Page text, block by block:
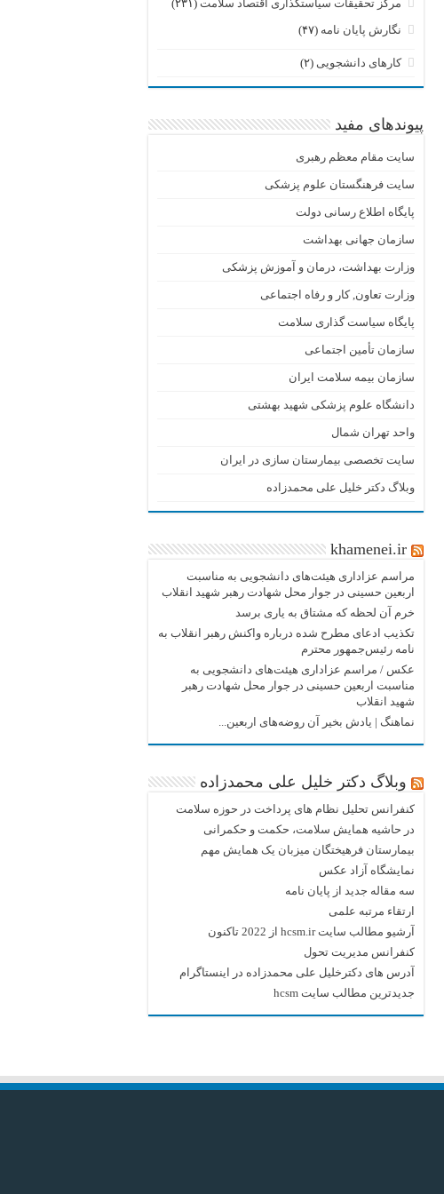
مرکز تحقیقات سیاستگذاری اقتصاد سلامت(۲۳۱)
نگارش پایان نامه (۴۷)
کارهای دانشجویی (۲)
پیوندهای مفید
سایت مقام معظم رهبری
سایت فرهنگستان علوم پزشکی
پایگاه اطلاع رسانی دولت
سازمان جهانی بهداشت
وزارت بهداشت، درمان و آموزش پزشکی
وزارت تعاون, کار و رفاه اجتماعی
پایگاه سیاست گذاری سلامت
سازمان تأمین اجتماعی
سازمان بیمه سلامت ایران
دانشگاه علوم پزشکی شهید بهشتی
واحد تهران شمال
سایت تخصصی بیمارستان سازی در ایران
وبلاگ دکتر خلیل علی محمدزاده
khamenei.ir
مراسم عزاداری هیئت‌های دانشجویی به مناسبت
اربعین حسینی در جوار محل شهادت رهبر شهید انقلاب
خرم آن لحظه که مشتاق به یاری برسد
تکذیب ادعای مطرح شده درباره واکنش رهبر انقلاب به
نامه رئیس‌جمهور محترم
عکس / مراسم عزاداری هیئت‌های دانشجویی به
مناسبت اربعین حسینی در جوار محل شهادت رهبر
شهید انقلاب
نماهنگ |‌ یادش بخیر آن روضه‌های اربعین...
وبلاگ دکتر خلیل علی محمدزاده
کنفرانس تحلیل نظام های پرداخت در حوزه سلامت
در حاشیه همایش سلامت، حکمت و حکمرانی
بیمارستان فرهیختگان میزبان یک همایش مهم
نمایشگاه آزاد عکس
سه مقاله جدید از پایان نامه
ارتقاء مرتبه علمی
آرشیو مطالب سایت hcsm.ir از 2022 تاکنون
کنفرانس مدیریت تحول
آدرس های دکترخلیل علی محمدزاده در اینستاگرام
جدیدترین مطالب سایت hcsm